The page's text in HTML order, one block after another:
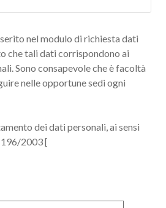
nel modulo di richiesta dati
che tali dati corrispondono ai
Sono consapevole che è facoltà
nelle opportune sedi ogni
dei dati personali, ai sensi
196/2003 [